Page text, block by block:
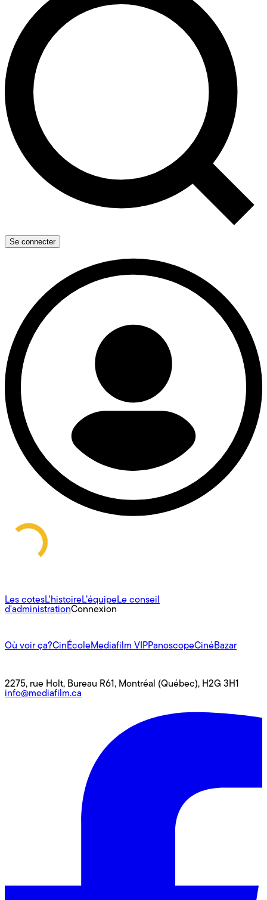
Se connecter
Les cotesL'histoireL’équipeLe conseil
d'administrationConnexion
Où voir ça?CinÉcoleMediafilm VIPPanoscopeCinéBazar
2275, rue Holt, Bureau R61, Montréal (Québec), H2G 3H1
info@mediafilm.ca